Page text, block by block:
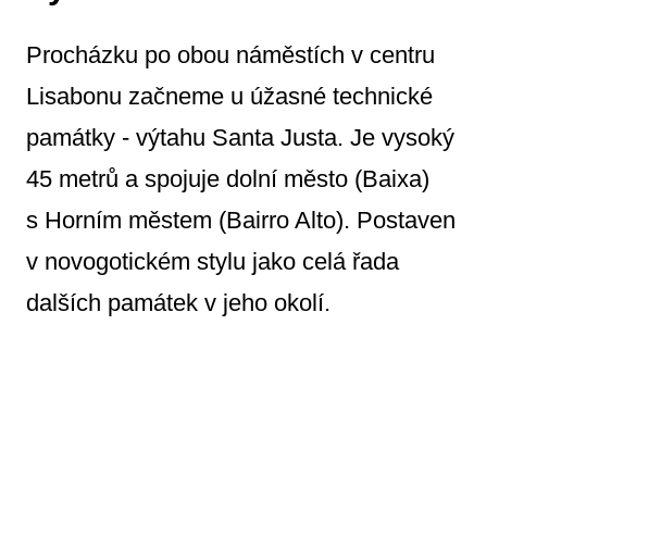
Procházku po obou náměstích v centru
Lisabonu začneme u úžasné technické
památky - výtahu Santa Justa. Je vysoký
45 metrů a spojuje dolní město (Baixa)
s Horním městem (Bairro Alto). Postaven
v novogotickém stylu jako celá řada
dalších památek v jeho okolí.